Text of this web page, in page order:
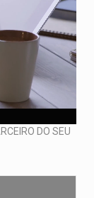
DO SEU